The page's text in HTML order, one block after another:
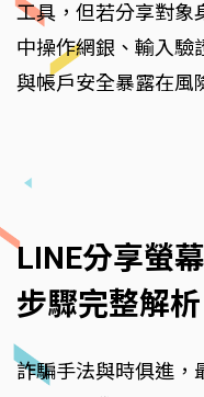
工具，但若分享對象
中操作網銀、輸入驗
與帳戶安全暴露在風
LINE分享螢
步驟完整解析
詐騙手法與時俱進，